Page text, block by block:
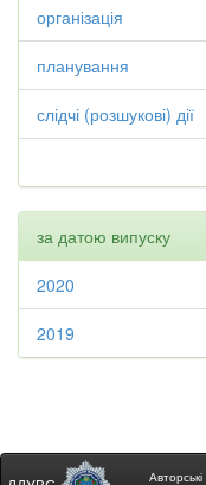
організація
планування
слідчі (розшукові) дії
за датою випуску
2020
2019